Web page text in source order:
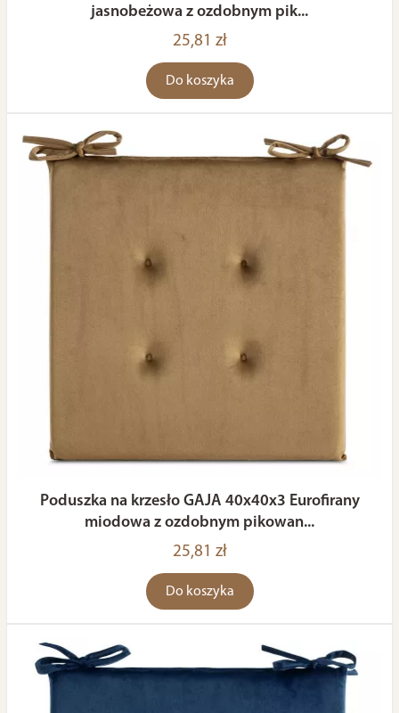
jasnobeżowa z ozdobnym pik...
25,81 zł
Do koszyka
Poduszka na krzesło GAJA 40x40x3 Eurofirany
miodowa z ozdobnym pikowan...
25,81 zł
Do koszyka